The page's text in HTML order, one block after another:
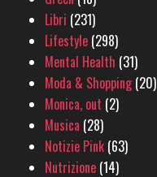
Libri (231)
Lifestyle (298)
Mental Health (31)
Moda & Shopping(20)
Monica, out (2)
Musica (28)
Notizie Pink (63)
Nutrizione (14)